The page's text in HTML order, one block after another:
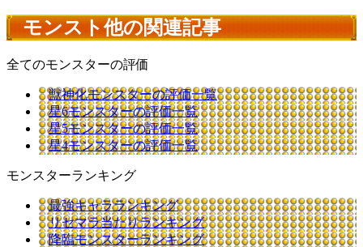
モンスト他の関連記事
全てのモンスターの評価
獣神化モンスターの評価一覧
星6モンスターの評価一覧
星5モンスターの評価一覧
星4モンスターの評価一覧
モンスターランキング
最強キャラランキング
リセマラ当たりランキング
降臨モンスターランキング